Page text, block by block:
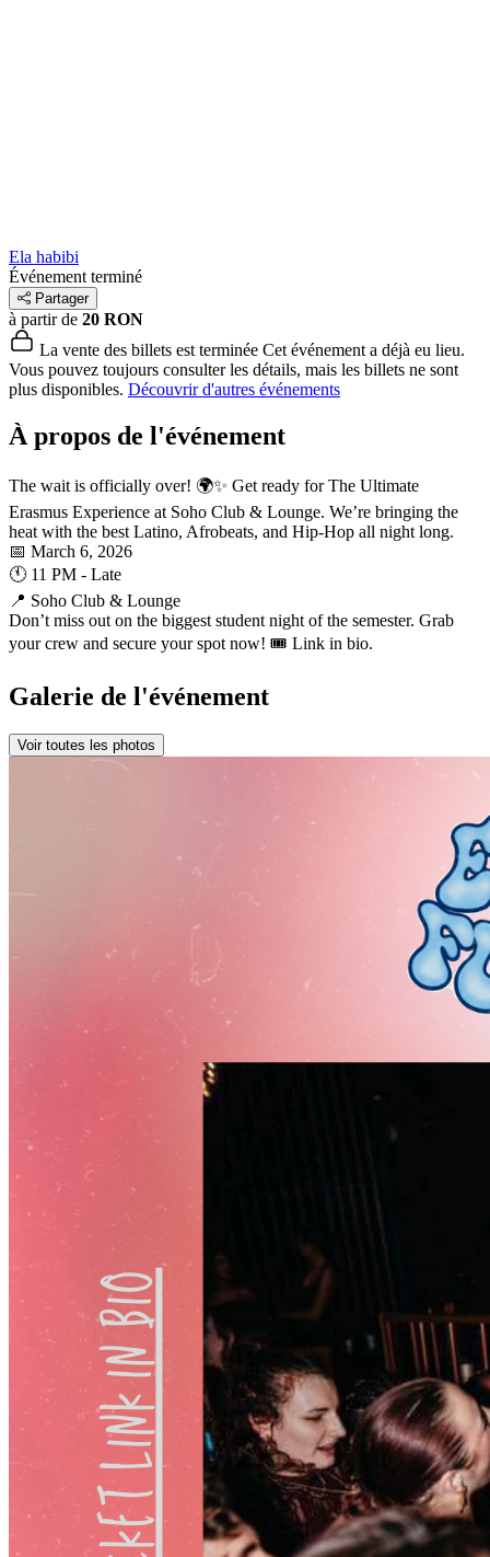
Ela habibi
Événement terminé
Partager
à partir de 20 RON
La vente des billets est terminée Cet événement a déjà eu lieu.
Vous pouvez toujours consulter les détails, mais les billets ne sont
plus disponibles. Découvrir d'autres événements
À propos de l'événement
The wait is officially over! 🌍✨ Get ready for The Ultimate
Erasmus Experience at Soho Club & Lounge. We’re bringing the
heat with the best Latino, Afrobeats, and Hip-Hop all night long.
📅 March 6, 2026
🕚 11 PM - Late
📍 Soho Club & Lounge
Don’t miss out on the biggest student night of the semester. Grab
your crew and secure your spot now! 🎟️ Link in bio.
Galerie de l'événement
Voir toutes les photos